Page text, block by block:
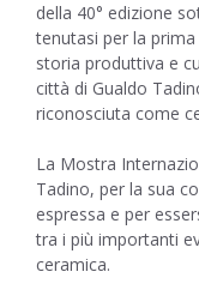
della 40° edizione
tenutasi per la
storia produttiva e
città di Gualdo
riconosciuta come
La Mostra
Tadino, per la sua
espressa e per
tra i più importanti
ceramica.